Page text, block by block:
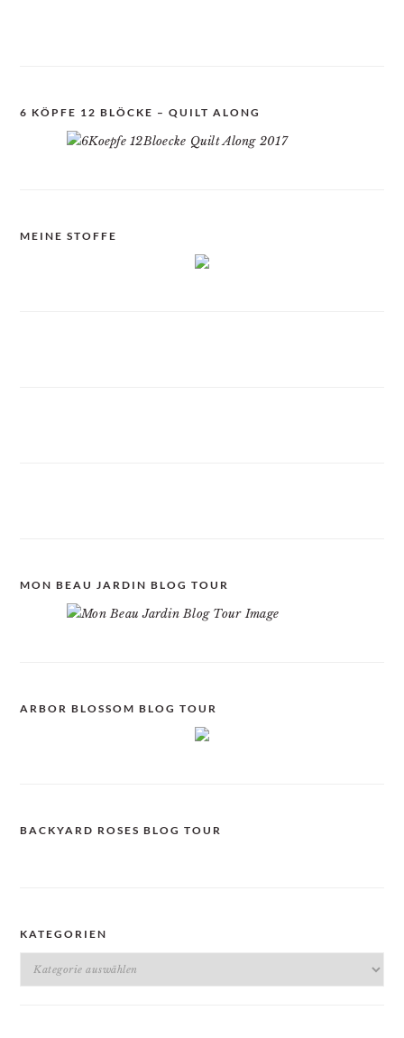
6 KÖPFE 12 BLÖCKE – QUILT ALONG
MEINE STOFFE
MON BEAU JARDIN BLOG TOUR
ARBOR BLOSSOM BLOG TOUR
BACKYARD ROSES BLOG TOUR
KATEGORIEN
Kategorien